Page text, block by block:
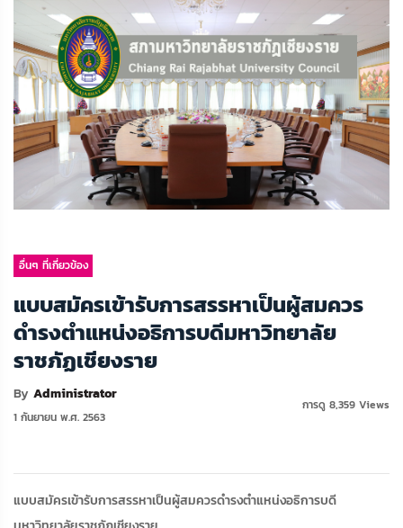
อื่นๆ ที่เกี่ยวข้อง
แบบสมัครเข้ารับการสรรหาเป็นผู้สมควร
ดำรงตำแหน่งอธิการบดีมหาวิทยาลัย
ราชภัฏเชียงราย
By Administrator
1 กันยายน พ.ศ. 2563
การดู 8,359 Views
แบบสมัครเข้ารับการสรรหาเป็นผู้สมควรดำรงตำแหน่งอธิการบดี